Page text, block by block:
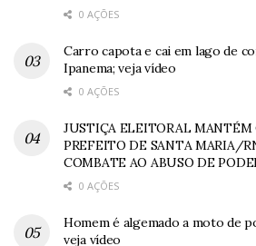
0 AÇÕES
Carro capota e cai em lago de
Ipanema; veja vídeo
0 AÇÕES
JUSTIÇA ELEITORAL MANTÉM
PREFEITO DE SANTA MARIA/
COMBATE AO ABUSO DE
0 AÇÕES
Homem é algemado a moto de
veja vídeo